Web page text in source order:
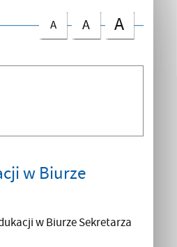
A A A
w Biurze
w Biurze Sekretarza